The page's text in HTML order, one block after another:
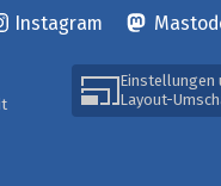
Instagram
Einstellungen
Layout-